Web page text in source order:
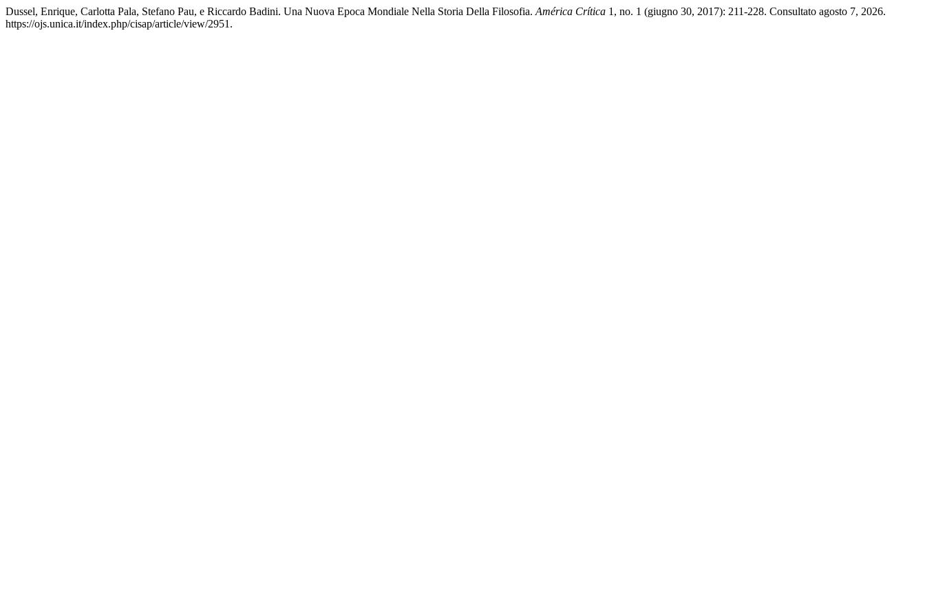
Dussel, Enrique, Carlotta Pala, Stefano Pau, e Riccardo Badini. Una Nuova Epoca Mondiale Nella Storia Della Filosofia. América Crítica 1, no. 1 (giugno 30, 2017): 211-228. Consultato agosto 7, 2026.
https://ojs.unica.it/index.php/cisap/article/view/2951.